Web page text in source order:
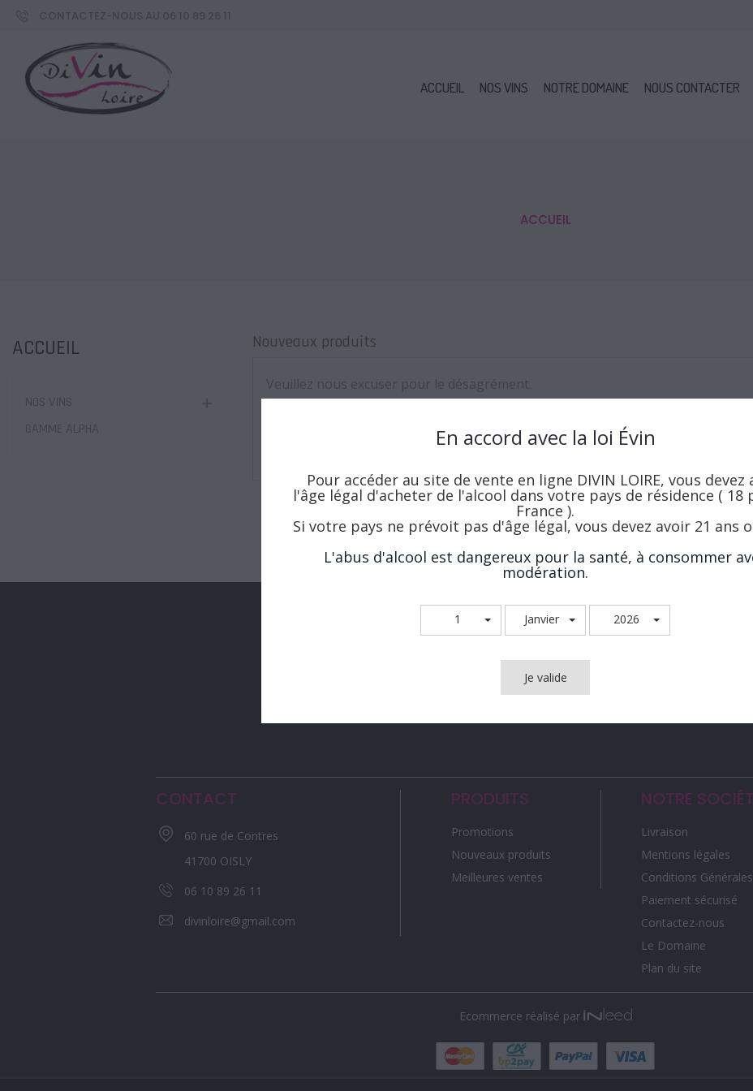
ACCUEIL NOS VINS NOTRE DOMAINE NOUS CONTACTER
ACCUEIL
ACCUEIL Nouveaux produits
Vous pouvez vous désinscrire à tout moment.
J'accepte les conditions générales et la politique de
CONTACT
60 rue de Contres
41700 OISLY
06 10 89 26 11
divinloire@gmail.com
PRODUITS
Promotions
Nouveaux produits
Meilleures ventes
NOTRE
Livraison
Mentions légales
Conditions Générales
Paiement sécurisé
Contactez-nous
Le Domaine
Plan du site
Ecommerce réalisé par
En accord avec la loi Évin
Pour accéder au site de vente en ligne DIVIN LOIRE, vous devez
l'âge légal d'acheter de l'alcool dans votre pays de résidence ( 18
France ).
Si votre pays ne prévoit pas d'âge légal, vous devez avoir 21 ans
L'abus d'alcool est dangereux pour la santé, à consommer
modération.
1 Janvier 2026
Je valide